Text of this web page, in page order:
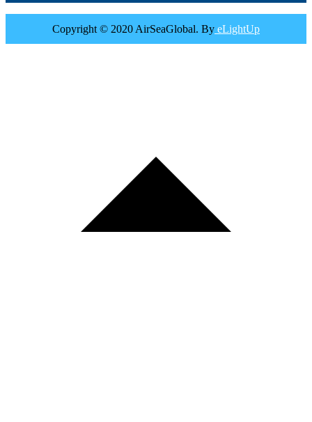
Copyright © 2020 AirSeaGlobal. By eLightUp